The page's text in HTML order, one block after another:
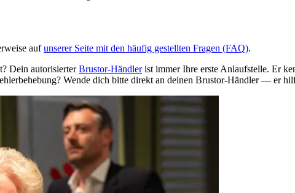
aufunserer Seite mit den häufig gestellten Fragen (FAQ).
Dein autorisierter Brustor-Händlerist immer Ihre erste Anlaufstelle. Er
Wende dich bitte direkt an deinen Brustor-Händler — er